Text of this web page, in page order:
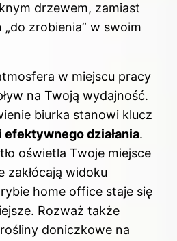
drzewem, zamiast
„do zrobienia” w swoim
w miejscu pracy
na Twoją wydajność.
biurka stanowi klucz
i efektywnego działania.
oświetla Twoje miejsce
zakłócają widoku
home office staje się
Rozważ także
doniczkowe na